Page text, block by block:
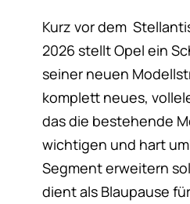
Kurz vor dem
2026 stellt Opel ein
seiner neuen
komplett neues,
das die bestehende
wichtigen und hart
Segment erweitern
dient als Blaupause